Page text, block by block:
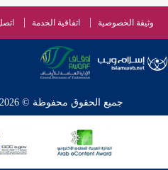
وثيقة الخصوصية اتفاقية الخدمة
جميع الحقوق محفوظة © 2026 - 1998 لشبكة إسلام ويب